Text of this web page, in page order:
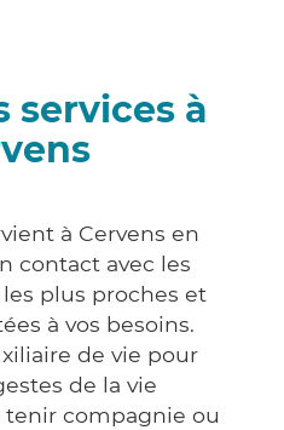
services à
à Cervens en
contact avec les
plus proches et
à vos besoins.
de vie pour
de la vie
compagnie ou